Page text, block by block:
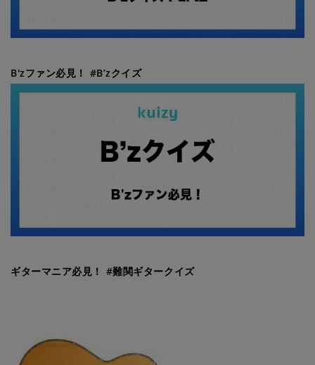
B'zファン必見！ #B’zクイズ
ギターマニア必見！ #難関ギタークイズ